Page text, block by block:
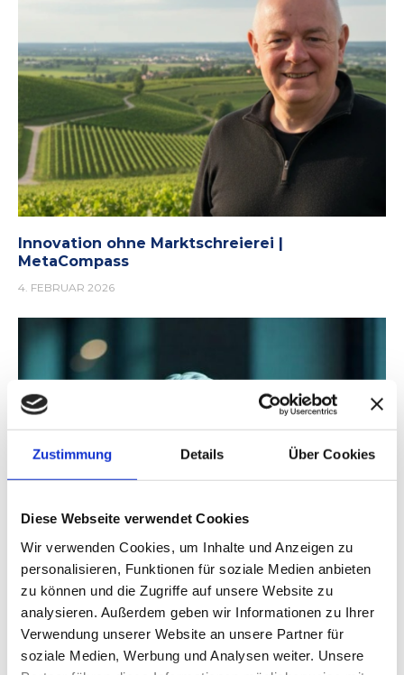
Zustimmung Details Über Cookies
Diese Webseite verwendet Cookies
Wir verwenden Cookies, um Inhalte und Anzeigen zu
personalisieren, Funktionen für soziale Medien anbieten
zu können und die Zugriffe auf unsere Website zu
analysieren. Außerdem geben wir Informationen zu Ihrer
Verwendung unserer Website an unsere Partner für
soziale Medien, Werbung und Analysen weiter. Unsere
Innovation ohne Marktschreierei |
MetaCompass
4. FEBRUAR 2026